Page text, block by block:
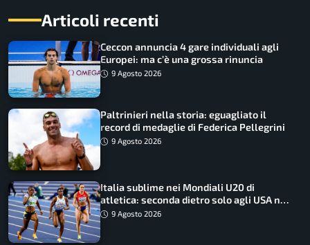
Articoli recenti
Ceccon annuncia 4 gare individuali agli
Europei: ma c’è una grossa rinuncia
9 Agosto 2026
Paltrinieri nella storia: eguagliato il
record di medaglie di Federica Pellegrini
9 Agosto 2026
Italia sublime nei Mondiali U20 di
atletica: seconda dietro solo agli USA nel
medagliere
9 Agosto 2026